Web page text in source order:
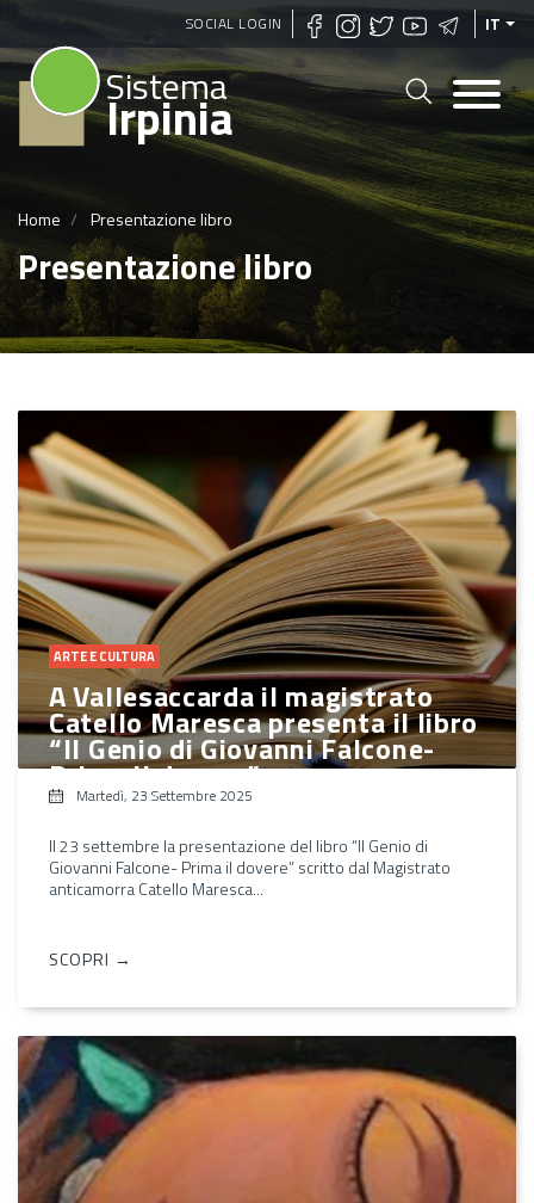
Salta
al
contenuto
principale
SOCIAL LOGIN IT
Sistema
Irpinia
Home Presentazione libro
Presentazione libro
ARTE E CULTURA
A Vallesaccarda il magistrato
Catello Maresca presenta il libro
“Il Genio di Giovanni Falcone-
Prima il dovere”
Martedì, 23 Settembre 2025
Il 23 settembre la presentazione del libro “Il Genio di
Giovanni Falcone- Prima il dovere” scritto dal Magistrato
anticamorra Catello Maresca...
SCOPRI →